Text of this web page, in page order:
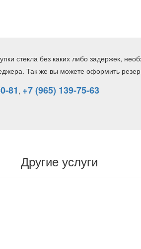
стекла без каких либо задержек,
Так же вы можете оформить
81 , +7 (965) 139-75-63
Другие услуги